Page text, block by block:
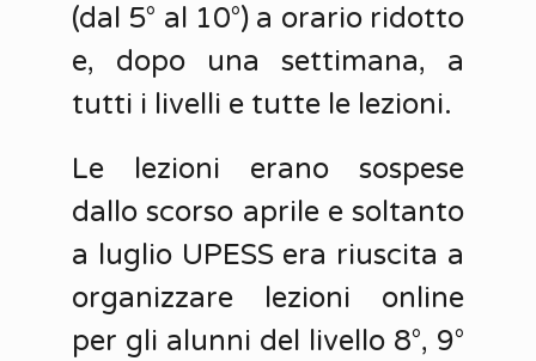
(dal 5° al 10°) a orario ridotto
e, dopo una settimana, a
tutti i livelli e tutte le lezioni.
Le lezioni erano sospese
dallo scorso aprile e soltanto
a luglio UPESS era riuscita a
organizzare lezioni online
per gli alunni del livello 8°, 9°